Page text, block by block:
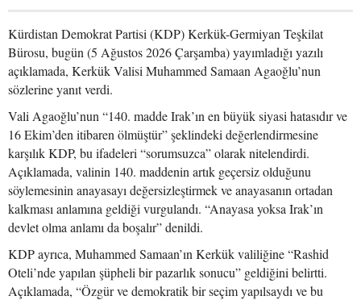
Kürdistan Demokrat Partisi (KDP) Kerkük-Germiyan Teşkilat
Bürosu, bugün (5 Ağustos 2026 Çarşamba) yayımladığı yazılı
açıklamada, Kerkük Valisi Muhammed Samaan Agaoğlu’nun
sözlerine yanıt verdi.
Vali Agaoğlu’nun “140. madde Irak’ın en büyük siyasi hatasıdır ve
16 Ekim’den itibaren ölmüştür” şeklindeki değerlendirmesine
karşılık KDP, bu ifadeleri “sorumsuzca” olarak nitelendirdi.
Açıklamada, valinin 140. maddenin artık geçersiz olduğunu
söylemesinin anayasayı değersizleştirmek ve anayasanın ortadan
kalkması anlamına geldiği vurgulandı. “Anayasa yoksa Irak’ın
devlet olma anlamı da boşalır” denildi.
KDP ayrıca, Muhammed Samaan’ın Kerkük valiliğine “Rashid
Oteli’nde yapılan şüpheli bir pazarlık sonucu” geldiğini belirtti.
Açıklamada, “Özgür ve demokratik bir seçim yapılsaydı ve bu